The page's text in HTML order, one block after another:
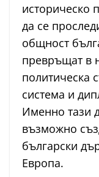
историческо
да се
общност
превръщат в
политическа
система и
Именно тази
възможно
български
Европа.